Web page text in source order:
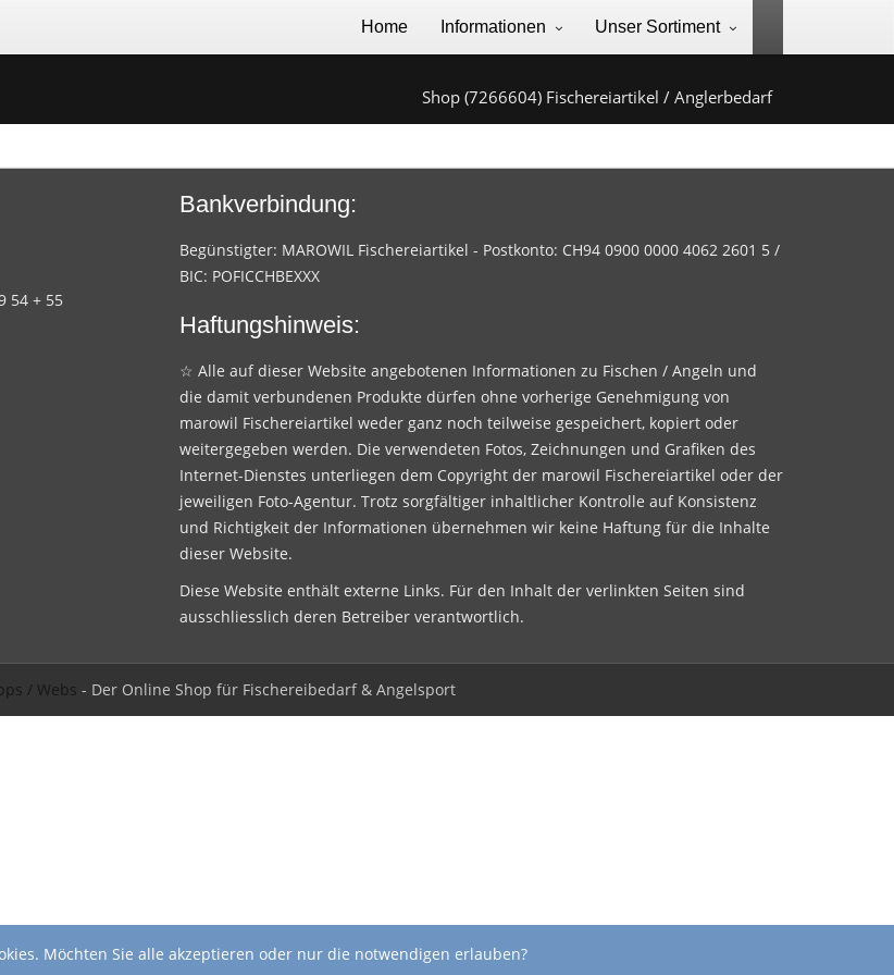
Home Informationen Unser Sortiment
Shop (7266604) Fischereiartikel / Anglerbedarf
54 + 55
Bankverbindung:
Begünstigter: MAROWIL Fischereiartikel - Postkonto: CH94 0900 0000 4062 2601 5 /
BIC: POFICCHBEXXX
Haftungshinweis:
☆ Alle auf dieser Website angebotenen Informationen zu Fischen / Angeln und
die damit verbundenen Produkte dürfen ohne vorherige Genehmigung von
marowil Fischereiartikel weder ganz noch teilweise gespeichert, kopiert oder
weitergegeben werden. Die verwendeten Fotos, Zeichnungen und Grafiken des
Internet-Dienstes unterliegen dem Copyright der marowil Fischereiartikel oder der
jeweiligen Foto-Agentur. Trotz sorgfältiger inhaltlicher Kontrolle auf Konsistenz
und Richtigkeit der Informationen übernehmen wir keine Haftung für die Inhalte
dieser Website.
Diese Website enthält externe Links. Für den Inhalt der verlinkten Seiten sind
ausschliesslich deren Betreiber verantwortlich.
/ Webs - Der Online Shop für Fischereibedarf & Angelsport
Möchten Sie alle akzeptieren oder nur die notwendigen erlauben?